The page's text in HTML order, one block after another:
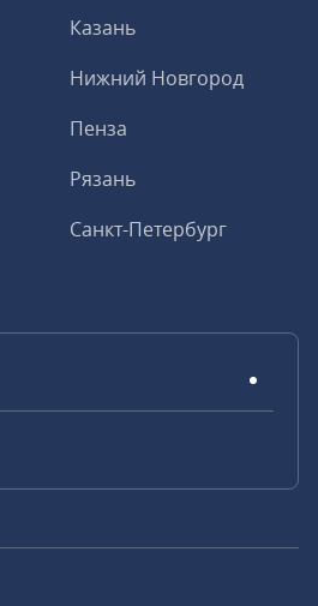
Казань
Нижний Новгород
Пенза
Рязань
Санкт-Петербург